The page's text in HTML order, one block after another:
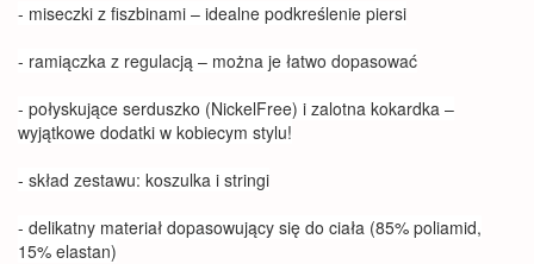
- miseczki z fiszbinami – idealne podkreślenie piersi
- ramiączka z regulacją – można je łatwo dopasować
- połyskujące serduszko (NickelFree) i zalotna kokardka –
wyjątkowe dodatki w kobiecym stylu!
- skład zestawu: koszulka i stringi
- delikatny materiał dopasowujący się do ciała (85% poliamid,
15% elastan)